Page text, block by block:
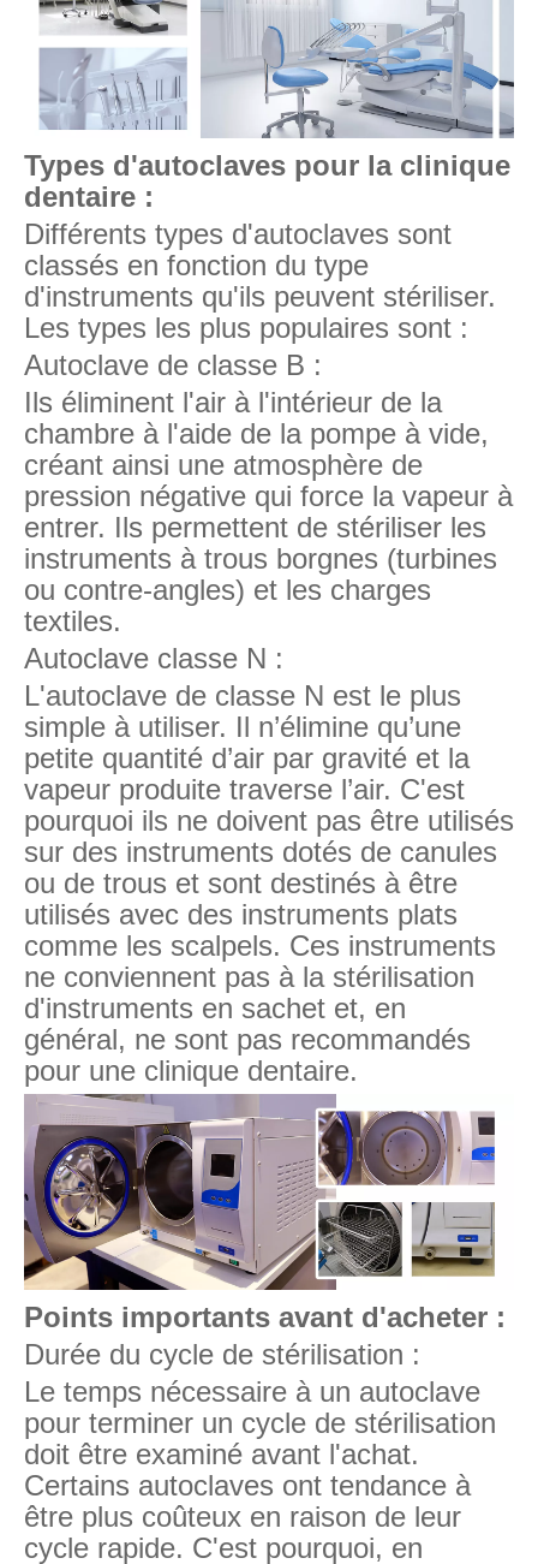
Types d'autoclaves pour la clinique
dentaire :
Différents types d'autoclaves sont
classés en fonction du type
d'instruments qu'ils peuvent stériliser.
Les types les plus populaires sont :
Autoclave de classe B :
Ils éliminent l'air à l'intérieur de la
chambre à l'aide de la pompe à vide,
créant ainsi une atmosphère de
pression négative qui force la vapeur à
entrer. Ils permettent de stériliser les
instruments à trous borgnes (turbines
ou contre-angles) et les charges
textiles.
Autoclave classe N :
L'autoclave de classe N est le plus
simple à utiliser. Il n’élimine qu’une
petite quantité d’air par gravité et la
vapeur produite traverse l’air. C'est
pourquoi ils ne doivent pas être utilisés
sur des instruments dotés de canules
ou de trous et sont destinés à être
utilisés avec des instruments plats
comme les scalpels. Ces instruments
ne conviennent pas à la stérilisation
d'instruments en sachet et, en
général, ne sont pas recommandés
pour une clinique dentaire.
Points importants avant d'acheter :
Durée du cycle de stérilisation :
Le temps nécessaire à un autoclave
pour terminer un cycle de stérilisation
doit être examiné avant l'achat.
Certains autoclaves ont tendance à
être plus coûteux en raison de leur
cycle rapide. C'est pourquoi, en